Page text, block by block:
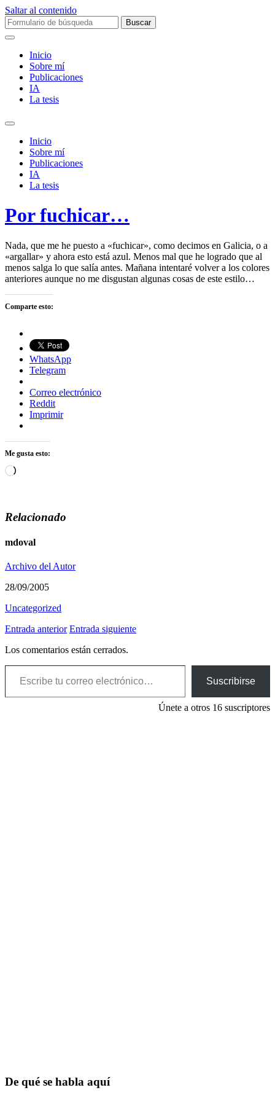
Saltar al contenido
Buscar:
Inicio
Sobre mí­
Publicaciones
IA
La tesis
Alternar
campo
búsqueda
Inicio
Sobre mí­
Publicaciones
IA
La tesis
Por fuchicar…
Nada, que me he puesto a «fuchicar», como decimos en Galicia, o a
«argallar» y ahora esto está azul. Menos mal que he logrado que al
menos salga lo que salía antes. Mañana intentaré volver a los colores
anteriores aunque no me disgustan algunas cosas de este estilo…
Comparte esto:
WhatsApp
Telegram
Correo electrónico
Reddit
Imprimir
Me gusta esto:
Cargando...
Relacionado
mdoval
Archivo del Autor
28/09/2005
Uncategorized
Entrada anterior Entrada siguiente
Los comentarios están cerrados.
Escribe tu correo electrónico…
Suscribirse
Únete a otros 16 suscriptores
De qué se habla aquí